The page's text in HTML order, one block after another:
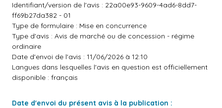
Identifiant/version de l'avis : 22a00e93-9609-4ad6-8dd7-
ff69b27da382 - 01
Type de formulaire : Mise en concurrence
Type d'avis : Avis de marché ou de concession - régime
ordinaire
Date d'envoi de l'avis : 11/06/2026 à 12:10
Langues dans lesquelles l'avis en question est officiellement
disponible : français
Date d'envoi du présent avis à la publication :